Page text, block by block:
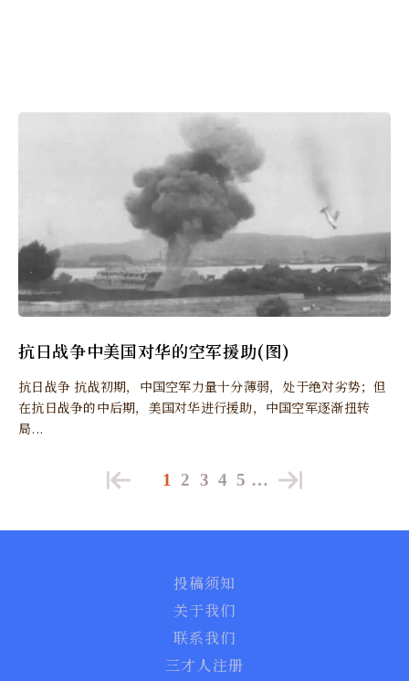
抗日战争中美国对华的空军援助(图)
抗日战争 抗战初期，中国空军力量十分薄弱，处于绝对劣势；但
在抗日战争的中后期，美国对华进行援助，中国空军逐渐扭转
局...
1 2 3 4 5 …
投稿须知
关于我们
联系我们
三才人注册